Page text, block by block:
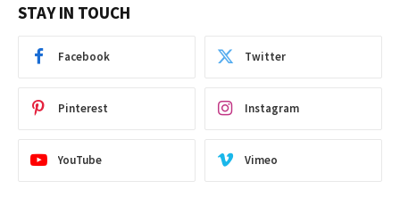
STAY IN TOUCH
Facebook Twitter
Pinterest Instagram
YouTube Vimeo